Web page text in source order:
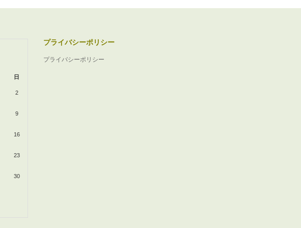
日
2
9
16
23
30
プライバシーポリシー
プライバシーポリシー